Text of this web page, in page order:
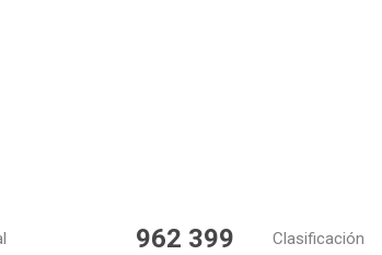
962 399 Clasificación